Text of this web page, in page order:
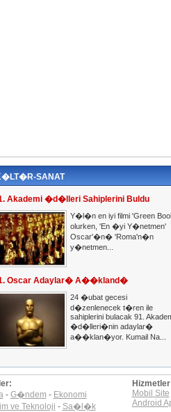
SANAT
Akademi �d�lleri Sahiplerini Buldu
Y�l�n en iyi filmi 'Green
olurken, 'En �yi Y�netmen'
Oscar'�n� 'Roma'n�n
y�netmen...
Oscar Adaylar� A��kland�
24 �ubat gecesi
d�zenlenecek t�ren ile
sahiplerini bulacak 91.
�d�lleri�nin adaylar�
a��klan�yor. Kumail Na...
- G�ndem - Ekonomi
ve Teknoloji - Sa�l�k
Mobil Site
Android